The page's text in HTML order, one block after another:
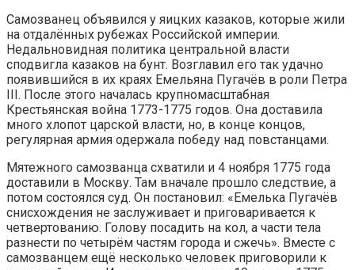
Самозванец объявился у яицких казаков, которые жили
на отдалённых рубежах Российской империи.
Недальновидная политика центральной власти
сподвигла казаков на бунт. Возглавил его так удачно
появившийся в их краях Емельяна Пугачёв в роли Петра
III. После этого началась крупномасштабная
Крестьянская война 1773-1775 годов. Она доставила
много хлопот царской власти, но, в конце концов,
регулярная армия одержала победу над повстанцами.
Мятежного самозванца схватили и 4 ноября 1775 года
доставили в Москву. Там вначале прошло следствие, а
потом состоялся суд. Он постановил: «Емелька Пугачёв
снисхождения не заслуживает и приговаривается к
четвертованию. Голову посадить на кол, а части тела
разнести по четырём частям города и сжечь». Вместе с
самозванцем ещё несколько человек приговорили к